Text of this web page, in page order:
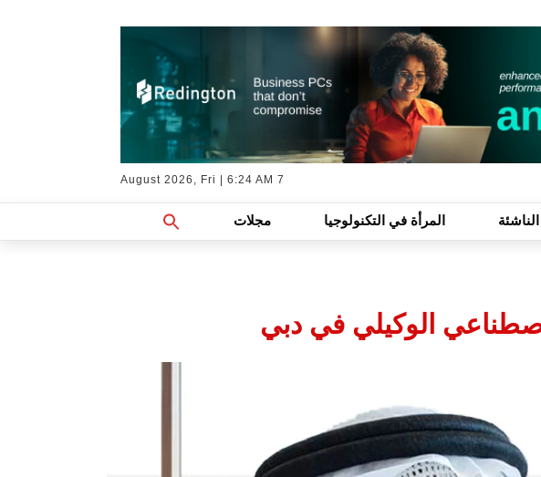
7 August 2026, Fri | 6:24 AM
الناشئة المرأة في التكنولوجيا مجلات
Search
For:
Search Button
الوكيلي في دبي